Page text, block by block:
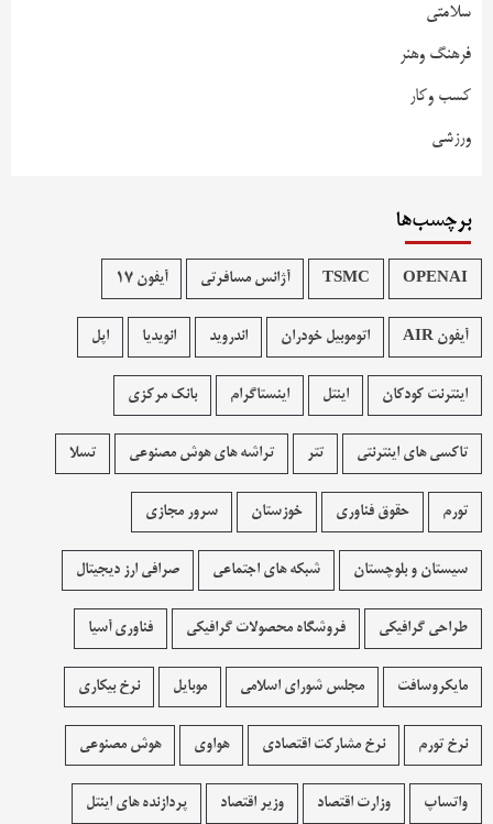
سلامتی
فرهنگ وهنر
کسب وکار
ورزشی
برچسب‌ها
OPENAI
TSMC آژانس مسافرتی آیفون 17
آیفون AIR اتوموبیل خودران اندروید انویدیا اپل
اینترنت کودکان اینتل اینستاگرام بانک مرکزی
تاکسی های اینترنتی تتر تراشه های هوش مصنوعی تسلا
تورم حقوق فناوری خوزستان سرور مجازی
سیستان و بلوچستان شبکه های اجتماعی صرافی ارز دیجیتال
طراحی گرافیکی فروشگاه محصولات گرافيکی فناوری آسیا
مایکروسافت مجلس شورای اسلامی موبایل نرخ بیکاری
نرخ تورم نرخ مشارکت اقتصادی هواوی هوش مصنوعی
واتساپ وزارت اقتصاد وزیر اقتصاد پردازنده های اینتل